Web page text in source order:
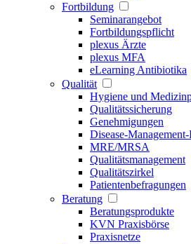
Fortbildung
Seminarangebot
Fortbildungspflicht
plexus Ärzte
plexus MFA
eLearning Antibiotika
Qualität
Hygiene und
Qualitätssicherung
Genehmigungen
Disease-
MRE/MRSA
Qualitätsmanagement
Qualitätszirkel
Patientenbefragungen
Beratung
Beratungsprodukte
KVN Praxisbörse
Praxisnetze